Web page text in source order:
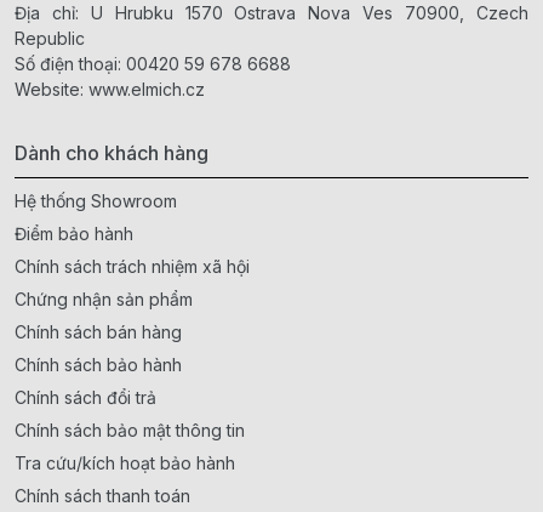
Địa chỉ: U Hrubku 1570 Ostrava Nova Ves 70900, Czech
Republic
Số điện thoại: 00420 59 678 6688
Website: www.elmich.cz
Dành cho khách hàng
Hệ thống Showroom
Điểm bảo hành
Chính sách trách nhiệm xã hội
Chứng nhận sản phẩm
Chính sách bán hàng
Chính sách bảo hành
Chính sách đổi trả
Chính sách bảo mật thông tin
Tra cứu/kích hoạt bảo hành
Chính sách thanh toán